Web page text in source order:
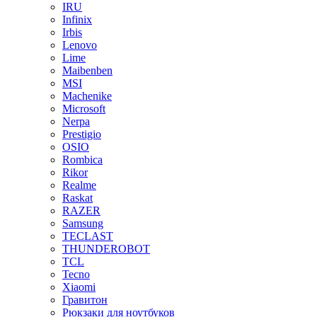
IRU
Infinix
Irbis
Lenovo
Lime
Maibenben
MSI
Machenike
Microsoft
Nerpa
Prestigio
OSIO
Rombica
Rikor
Realme
Raskat
RAZER
Samsung
TECLAST
THUNDEROBOT
TCL
Tecno
Xiaomi
Гравитон
Рюкзаки для ноутбуков